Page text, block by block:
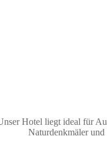
Hotel liegt ideal für
Naturdenkmäler